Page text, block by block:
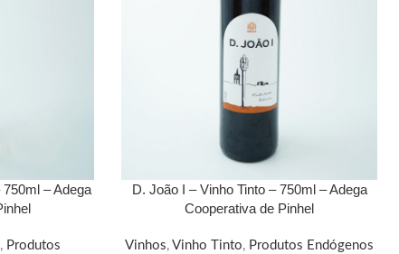
– Adega
, Produtos
D. João I – Vinho Tinto – 750ml – Adega
Cooperativa de Pinhel
Vinhos, Vinho Tinto, Produtos Endógenos